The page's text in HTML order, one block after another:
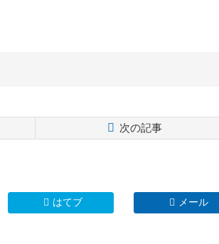
次の記事
はてブ メール